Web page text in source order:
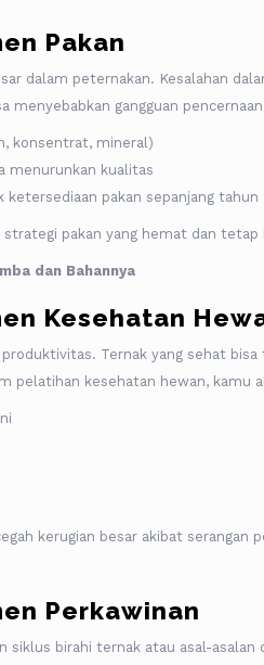
Pakan
dalam peternakan. Kesalahan
gangguan
konsentrat, mineral)
menurunkan kualitas
pakan sepanjang tahun
pakan yang hemat dan tetap
dan Bahannya
Kesehatan
Ternak yang sehat
pelatihan kesehatan hewan, kamu
kerugian besar akibat
Perkawinan
siklus birahi ternak atau asal-